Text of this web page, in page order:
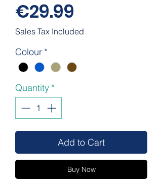
€29.99
Sales Tax Included
Colour *
Quantity *
Add to Cart
Buy Now